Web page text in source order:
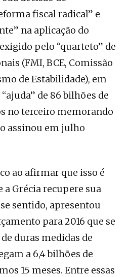
fiscal radical” e
na aplicação do
pelo “quarteto” de
(FMI, BCE, Comissão
de Estabilidade), em
de 86 bilhões de
no terceiro memorando
assinou em julho
ao afirmar que isso é
a Grécia recupere sua
sentido, apresentou
para 2016 que se
duras medidas de
a 6,4 bilhões de
15 meses. Entre essas